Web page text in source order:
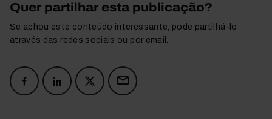
Quer partilhar esta publicação?
Se achou este conteúdo interessante, pode partilhá-lo
através das redes sociais ou por email.